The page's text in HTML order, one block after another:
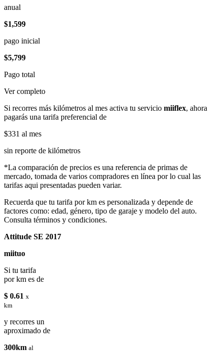
anual
$1,599
pago inicial
$5,799
Pago total
Ver completo
Si recorres más kilómetros al mes activa tu servicio miiflex, ahora
pagarás una tarifa preferencial de
$331 al mes
sin reporte de kilómetros
*La comparación de precios es una referencia de primas de
mercado, tomada de varios compradores en línea por lo cual las
tarifas aqui presentadas pueden variar.
Recuerda que tu tarifa por km es personalizada y depende de
factores como: edad, género, tipo de garaje y modelo del auto.
Consulta términos y condiciones.
Attitude SE 2017
miituo
Si tu tarifa
por km es de
$ 0.61 x
km
y recorres un
aproximado de
300km al